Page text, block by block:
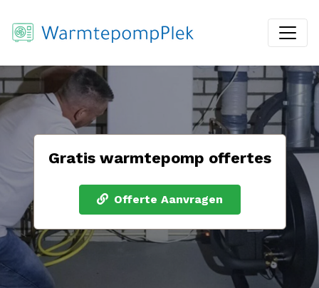
Gratis warmtepomp offertes
Offerte Aanvragen